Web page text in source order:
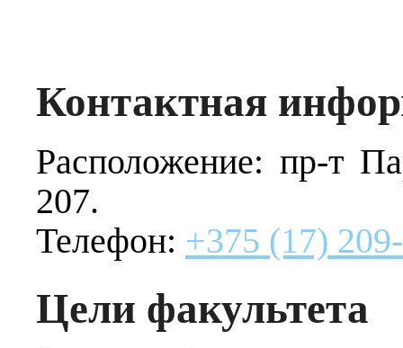
Контактная
Расположение: пр-т
207.
Телефон: +375 (17)
Цели факультета